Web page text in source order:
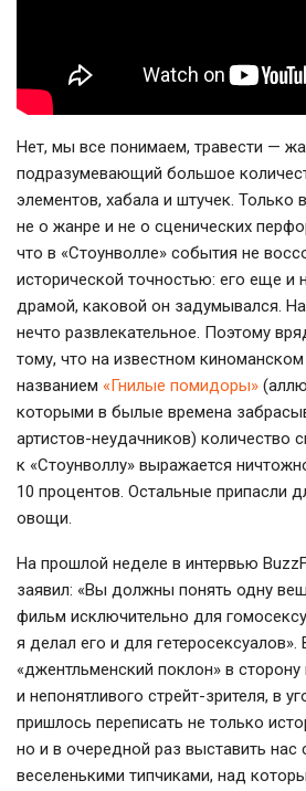
Нет, мы все понимаем, травести —
подразумевающий большое
элементов, хабала и штучек. Только
не о жанре и не о сценических
что в «Стоунволле» события не
исторической точностью: его еще и
драмой, каковой он задумывался.
нечто развлекательное. Поэтому
тому, что на известном
названием «Гнилые помидоры»
которыми в былые времена
артистов-неудачников) количество
к «Стоунволлу» выражается
10 процентов. Остальные припасли
овощи.
На прошлой неделе в интервью
заявил: «Вы должны понять одну
фильм исключительно для
я делал его и для
«джентльменский поклон» в
и непонятливого стрейт-зрителя, в
пришлось переписать не только
но и в очередной раз выставить нас
веселенькими типчиками, над